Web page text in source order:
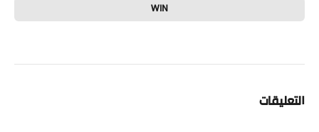
WIN
التعليقات